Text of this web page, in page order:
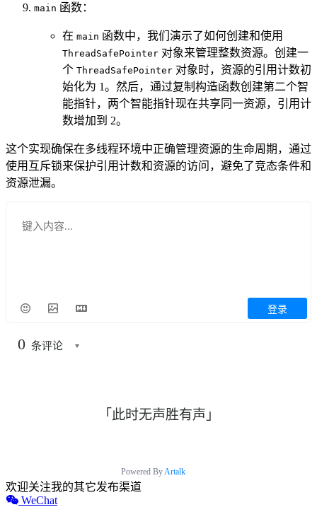
main 函数：
在 main 函数中，我们演示了如何创建和使用
ThreadSafePointer 对象来管理整数资源。创建一
个 ThreadSafePointer 对象时，资源的引用计数初
始化为 1。然后，通过复制构造函数创建第二个智
能指针，两个智能指针现在共享同一资源，引用计
数增加到 2。
这个实现确保在多线程环境中正确管理资源的生命周期，通过
使用互斥锁来保护引用计数和资源的访问，避免了竞态条件和
资源泄漏。
登录
0 条评论
「此时无声胜有声」
Powered ByArtalk
欢迎关注我的其它发布渠道
WeChat